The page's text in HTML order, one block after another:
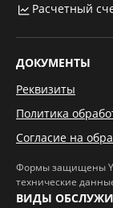
Расчетный
ДОКУМЕНТЫ
Реквизиты
Политика
Согласие на
Формы защищены
технические
ВИДЫ